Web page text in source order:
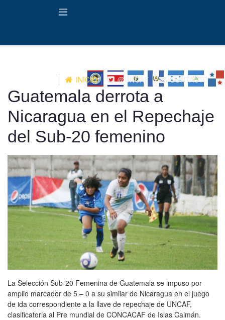
INICIO @UNCAF CONTACTO
Guatemala derrota a
Nicaragua en el Repechaje
del Sub-20 femenino
La Selección Sub-20 Femenina de Guatemala se impuso por
amplio marcador de 5 – 0 a su similar de Nicaragua en el juego
de ida correspondiente a la llave de repechaje de UNCAF,
clasificatoria al Pre mundial de CONCACAF de Islas Caimán.